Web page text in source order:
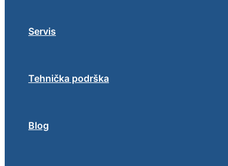
Servis
Tehnička podrška
Blog